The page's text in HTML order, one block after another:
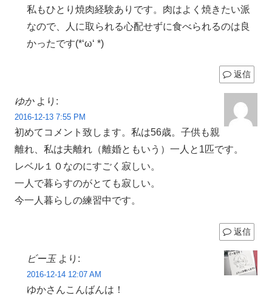
私もひとり焼肉経験ありです。肉はよく焼きたい派
なので、人に取られる心配せずに食べられるのは良
かったです(*‘ω‘ *)
返信
ゆか より:
2016-12-13 7:55 PM
初めてコメント致します。私は56歳。子供も親
離れ、私は夫離れ（離婚ともいう）一人と1匹です。
レベル１０なのにすごく寂しい。
一人で暮らすのがとても寂しい。
今一人暮らしの練習中です。
返信
ビー玉 より:
2016-12-14 12:07 AM
ゆかさんこんばんは！